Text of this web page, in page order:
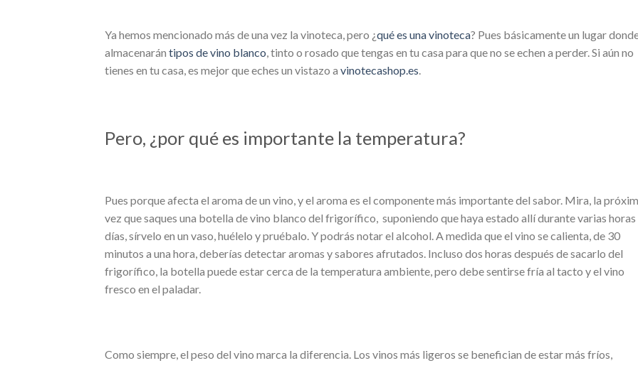
Ya hemos mencionado más de una vez la vinoteca, pero ¿qué es una vinoteca? Pues básicamente un lugar
almacenarán tipos de vino blanco, tinto o rosado que tengas en tu casa para que no se echen a perder. Si aún no
tienes en tu casa, es mejor que eches un vistazo a vinotecashop.es.
Pero, ¿por qué es importante la temperatura?
Pues porque afecta el aroma de un vino, y el aroma es el componente más importante del sabor. Mira, la
vez que saques una botella de vino blanco del frigorífico, suponiendo que haya estado allí durante varias horas
días, sírvelo en un vaso, huélelo y pruébalo. Y podrás notar el alcohol. A medida que el vino se calienta, de 30
minutos a una hora, deberías detectar aromas y sabores afrutados. Incluso dos horas después de sacarlo del
frigorífico, la botella puede estar cerca de la temperatura ambiente, pero debe sentirse fría al tacto y el vino
fresco en el paladar.
Como siempre, el peso del vino marca la diferencia. Los vinos más ligeros se benefician de estar más fríos,